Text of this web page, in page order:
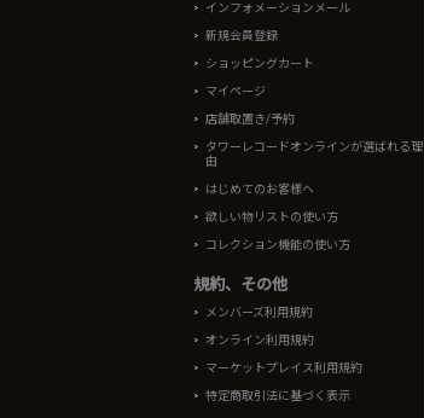
インフォメーションメール
新規会員登録
ショッピングカート
マイページ
店舗取置き/予約
タワーレコードオンラインが選ばれる理
由
はじめてのお客様へ
欲しい物リストの使い方
コレクション機能の使い方
規約、その他
メンバーズ利用規約
オンライン利用規約
マーケットプレイス利用規約
特定商取引法に基づく表示